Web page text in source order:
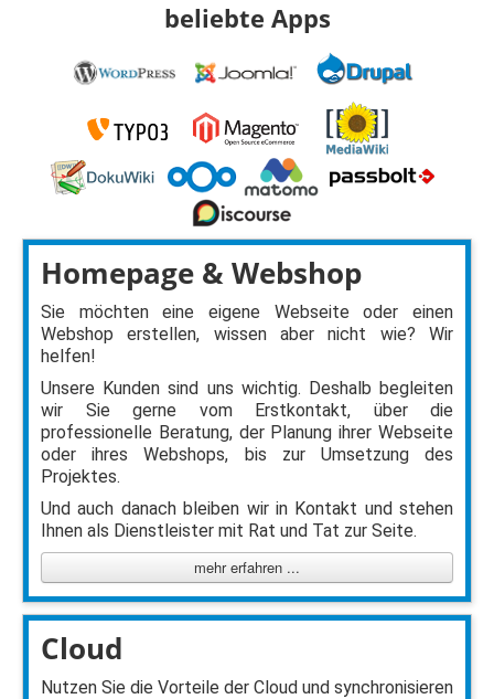
beliebte Apps
Homepage & Webshop
Sie möchten eine eigene Webseite oder einen
Webshop erstellen, wissen aber nicht wie? Wir
helfen!
Unsere Kunden sind uns wichtig. Deshalb begleiten
wir Sie gerne vom Erstkontakt, über die
professionelle Beratung, der Planung ihrer Webseite
oder ihres Webshops, bis zur Umsetzung des
Projektes.
Und auch danach bleiben wir in Kontakt und stehen
Ihnen als Dienstleister mit Rat und Tat zur Seite.
mehr erfahren ...
Cloud
Nutzen Sie die Vorteile der Cloud und synchronisieren